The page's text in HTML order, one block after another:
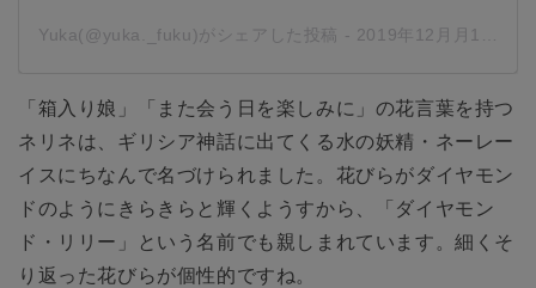
Yuka(@yuka._fuku)がシェアした投稿 - 2019年12月月18日午前2時58分PST
「箱入り娘」「また会う日を楽しみに」の花言葉を持つ
ネリネは、ギリシア神話に出てくる水の妖精・ネーレー
イスにちなんで名づけられました。花びらがダイヤモン
ドのようにきらきらと輝くようすから、「ダイヤモン
ド・リリー」という名前でも親しまれています。細くそ
り返った花びらが個性的ですね。